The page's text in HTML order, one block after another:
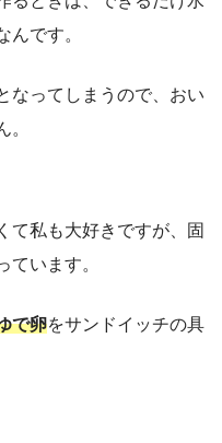
です。
なってしまうので、おい
て私も大好きですが、固
います。
で卵をサンドイッチの具